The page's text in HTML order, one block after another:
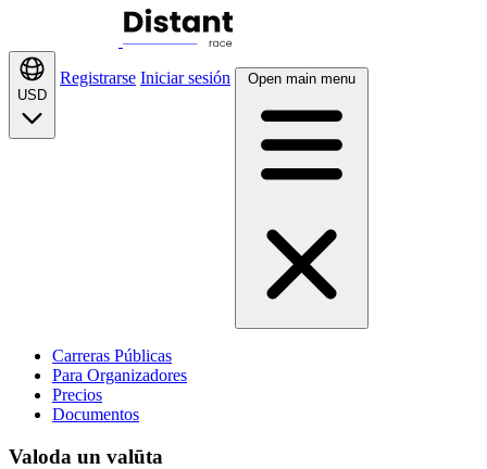
USD
Registrarse Iniciar sesión Open main menu
Carreras Públicas
Para Organizadores
Precios
Documentos
Valoda un valūta